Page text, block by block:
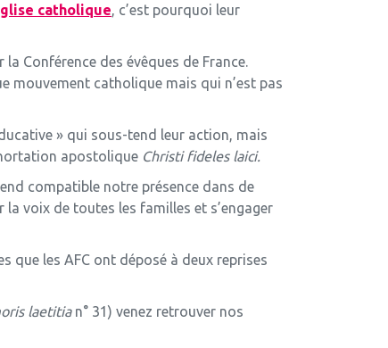
catholique, c’est pourquoi leur
Conférence des évêques de France.
mouvement catholique mais qui n’est pas
» qui sous-tend leur action, mais
apostolique Christi fideles laici.
compatible notre présence dans de
voix de toutes les familles et s’engager
que les AFC ont déposé à deux reprises
laetitian° 31) venez retrouver nos